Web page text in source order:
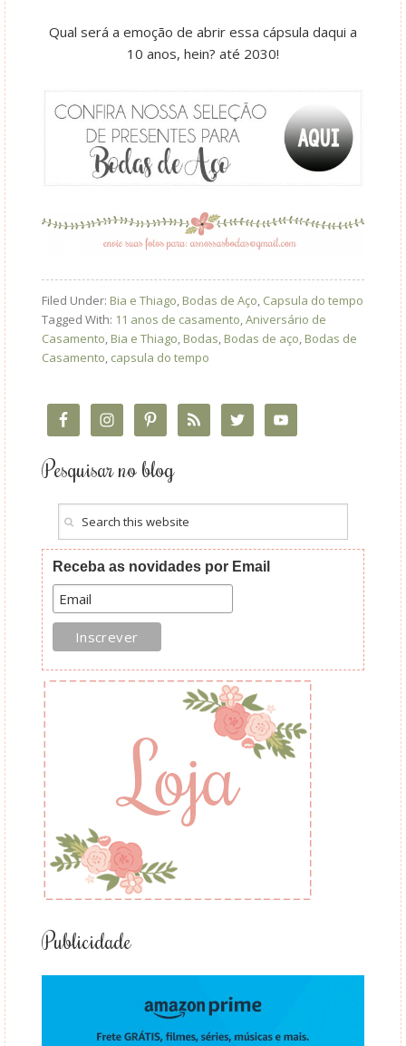
Qual será a emoção de abrir essa cápsula daqui a
10 anos, hein? até 2030!
Filed Under: Bia e Thiago, Bodas de Aço, Capsula do tempo
Tagged With: 11 anos de casamento,Aniversário de
Casamento, Bia e Thiago, Bodas, Bodas de aço, Bodas de
Casamento, capsula do tempo
Pesquisar no blog
Receba as novidades por Email
Publicidade